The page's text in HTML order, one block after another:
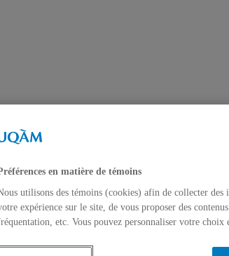
en matière de témoins
utilisons des témoins (cookies) afin de collecter
expérience sur le site, de vous proposer des
etc. Vous pouvez personnaliser votre choix